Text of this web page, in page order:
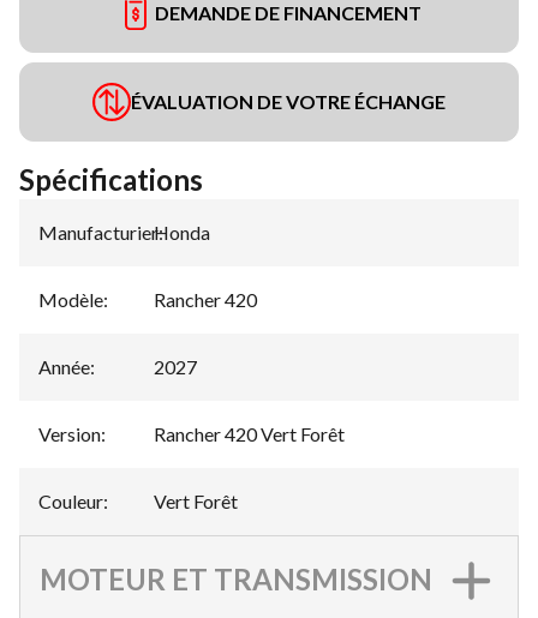
DEMANDE DE FINANCEMENT
ÉVALUATION DE VOTRE ÉCHANGE
Spécifications
Manufacturier:
Honda
Modèle: Rancher 420
Année: 2027
Version: Rancher 420 Vert Forêt
Couleur: Vert Forêt
MOTEUR ET TRANSMISSION